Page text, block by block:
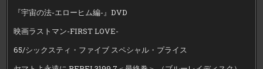
『宇宙の法-エローヒム編-』DVD
映画ラストマン-FIRST LOVE-
65/シックスティ・ファイブ スペシャル・プライス